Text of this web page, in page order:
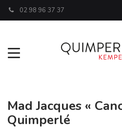
02 98 96 37 37
Aller à la navigation
Mad Jacques «
Quimperlé